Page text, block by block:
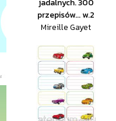
jadalnych. 300
przepisów... w.2
Mireille Gayet